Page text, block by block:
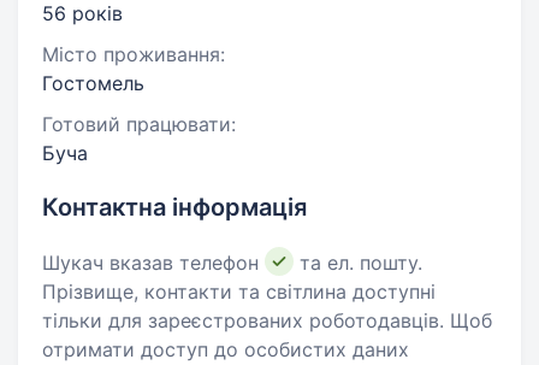
56 років
Місто проживання:
Гостомель
Готовий працювати:
Буча
Контактна інформація
Шукач вказав телефон
та ел. пошту.
Прізвище, контакти та світлина доступні
тільки для зареєстрованих роботодавців. Щоб
отримати доступ до особистих даних